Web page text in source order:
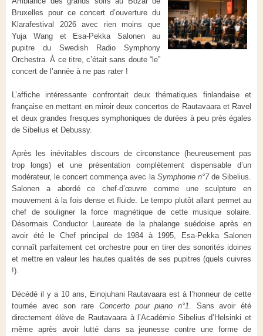
Bruxelles pour ce concert d’ouverture du
Klarafestival 2026 avec rien moins que
Yuja Wang et Esa-Pekka Salonen au
pupitre du Swedish Radio Symphony
Orchestra. À ce titre, c’était sans doute “le”
concert de l’année à ne pas rater !
L’affiche intéressante confrontait deux thématiques finlandaise et
française en mettant en miroir deux concertos de Rautavaara et Ravel
et deux grandes fresques symphoniques de durées à peu près égales
de Sibelius et Debussy.
Après les inévitables discours de circonstance (heureusement pas
trop longs) et une présentation complètement dispensable d’un
modérateur, le concert commença avec la Symphonie n°7 de Sibelius.
Salonen a abordé ce chef-d’œuvre comme une sculpture en
mouvement à la fois dense et fluide. Le tempo plutôt allant permet au
chef de souligner la force magnétique de cette musique solaire.
Désormais Conductor Laureate de la phalange suédoise après en
avoir été le Chef principal de 1984 à 1995, Esa-Pekka Salonen
connaît parfaitement cet orchestre pour en tirer des sonorités idoines
et mettre en valeur les hautes qualités de ses pupitres (quels cuivres
!).
Décédé il y a 10 ans, Einojuhani Rautavaara est à l’honneur de cette
tournée avec son rare Concerto pour piano n°1. Sans avoir été
directement élève de Rautavaara à l’Académie Sibelius d’Helsinki et
même après avoir lutté dans sa jeunesse contre une forme de